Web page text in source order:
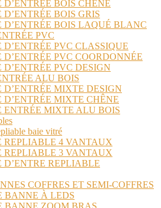
D’ENTRÉE BOIS CHÊNE
D’ENTRÉE BOIS GRIS
D’ENTRÉE BOIS LAQUÉ BLANC
PVC
D’ENTRÉE PVC CLASSIQUE
D’ENTRÉE PVC COORDONNÉE
D’ENTRÉE PVC DESIGN
ALU BOIS
D’ENTRÉE MIXTE DESIGN
D’ENTRÉE MIXTE CHÊNE
ENTRÉE MIXTE ALU BOIS
baie vitré
REPLIABLE 4 VANTAUX
REPLIABLE 3 VANTAUX
D’ENTRE REPLIABLE
COFFRES ET SEMI-COFFRES
BANNE À LEDS